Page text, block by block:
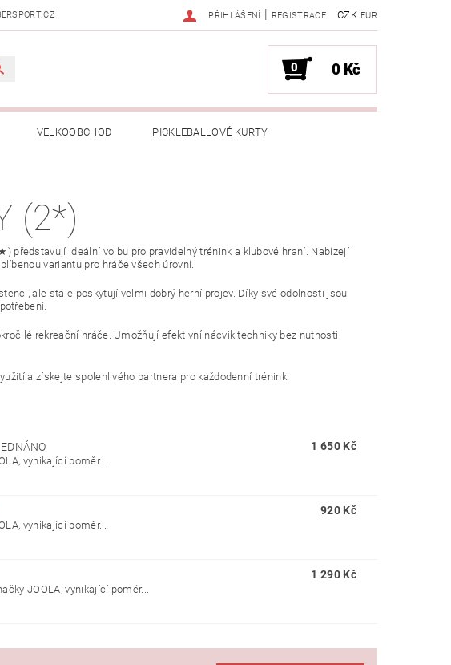
CZK EUR
PŘIHLÁŠENÍ | REGISTRACE
0 0 Kč
VELKOOBCHOD PICKLEBALLOVÉ KURTY
(2*)
představují ideální volbu pro pravidelný trénink a klubové hraní. Nabízejí
variantu pro hráče všech úrovní.
ale stále poskytují velmi dobrý herní projev. Díky své odolnosti jsou
rekreační hráče. Umožňují efektivní nácvik techniky bez nutnosti
a získejte spolehlivého partnera pro každodenní trénink.
vynikající poměr...
1 650 Kč
vynikající poměr...
920 Kč
JOOLA, vynikající poměr...
1 290 Kč